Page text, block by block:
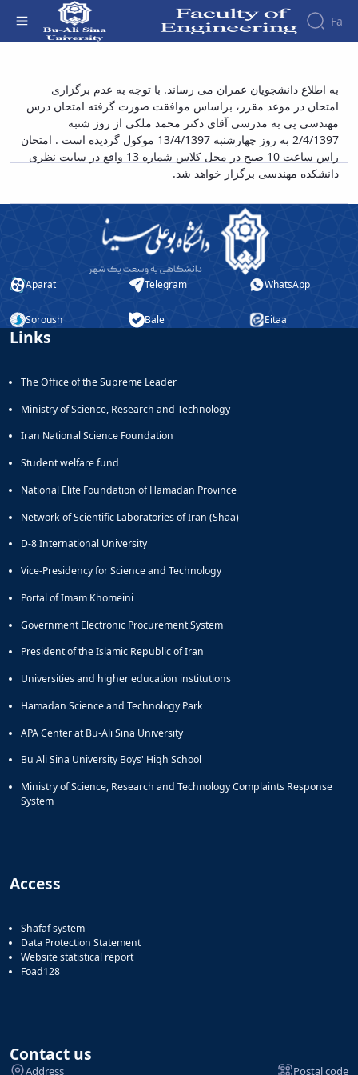
Fa
the
History
Dean
Structure
of the
Deputy
Dean
Educational
Deputy
Dean
Research
Affairs
Dean
Postgraduate
Studies
Affairs
Journal
of
Research
Production
of
Analysis
Members
تغییر تاریخ امتحان مهندسی پی - دانشکده فنی و
مهندسی
به اطلاع دانشجویان عمران می رساند. با توجه به عدم برگزاری
امتحان در موعد مقرر، براساس موافقت صورت گرفته امتحان درس
مهندسی پی به مدرسی آقای دکتر محمد ملکی از روز شنبه
2/4/1397 به روز چهارشنبه 13/4/1397 موکول گردیده است . امتحان
راس ساعت 10 صبح در محل کلاس شماره 13 واقع در سایت نظری
دانشکده مهندسی برگزار خواهد شد.
Aparat Telegram WhatsApp
Soroush Bale Eitaa
Links
The Office of the Supreme Leader
Ministry of Science, Research and Technology
Iran National Science Foundation
Student welfare fund
National Elite Foundation of Hamadan Province
Network of Scientific Laboratories of Iran (Shaa)
D-8 International University
Vice-Presidency for Science and Technology
Portal of Imam Khomeini
Government Electronic Procurement System
President of the Islamic Republic of Iran
Universities and higher education institutions
Hamadan Science and Technology Park
APA Center at Bu-Ali Sina University
Bu Ali Sina University Boys' High School
Ministry of Science, Research and Technology Complaints Response
System
Access
Shafaf system
Data Protection Statement
Website statistical report
Foad128
Contact us
Address Postal code